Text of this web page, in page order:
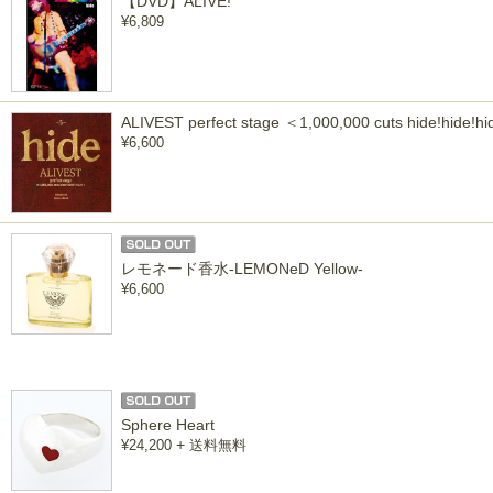
¥6,809
ALIVEST perfect stage ＜1,000,000 cuts
¥6,600
レモネード香水-LEMONeD Yellow-
¥6,600
Sphere Heart
¥24,200 + 送料無料